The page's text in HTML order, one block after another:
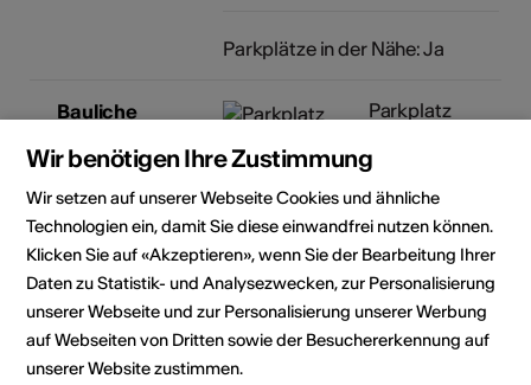
Parkplätze in der Nähe: Ja
Bauliche
Parkplatz
Eingeschränkt
rollstuhlgängig
WC nicht
rollstuhlgängig
Details zur baulichen
Zugänglichkeit
Wir benötigen Ihre Zustimmung
Wir setzen auf unserer Webseite Cookies und ähnliche
Technologien ein, damit Sie diese einwandfrei nutzen können.
Klicken Sie auf «Akzeptieren», wenn Sie der Bearbeitung Ihrer
Daten zu Statistik- und Analysezwecken, zur Personalisierung
unserer Webseite und zur Personalisierung unserer Werbung
auf Webseiten von Dritten sowie der Besuchererkennung auf
unserer Website zustimmen.